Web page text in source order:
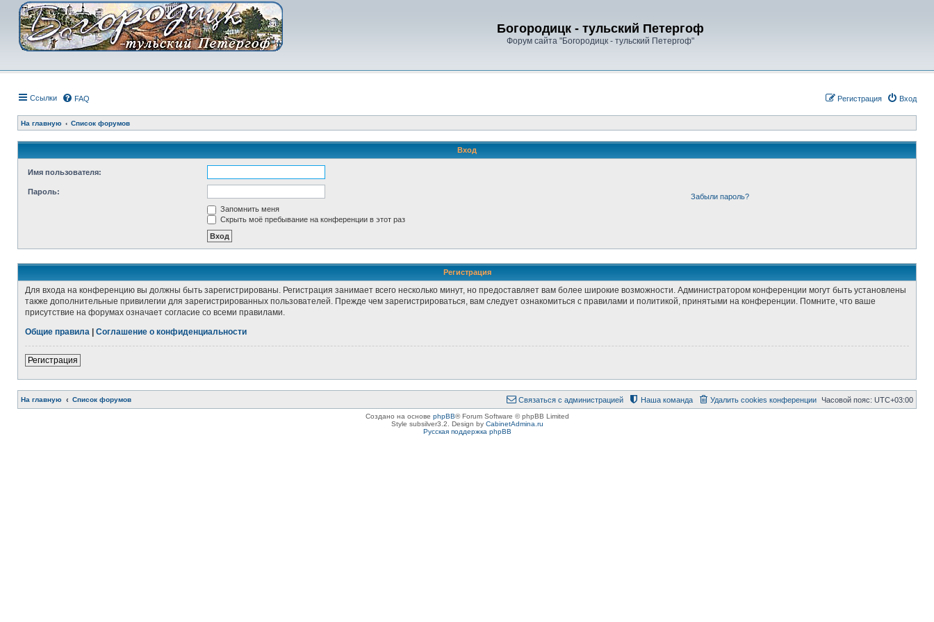
Богородицк - тульский Петергоф
Форум сайта "Богородицк - тульский Петергоф"
Ссылки FAQ Вход
Регистрация
На главную Список форумов
Вход
Имя пользователя:
Пароль:
Забыли пароль?
Запомнить меня
Скрыть моё пребывание на конференции в этот раз
Регистрация
Для входа на конференцию вы должны быть зарегистрированы. Регистрация занимает всего несколько минут, но предоставляет вам более широкие возможности. Администратором конференции могут быть установлены
также дополнительные привилегии для зарегистрированных пользователей. Прежде чем зарегистрироваться, вам следует ознакомиться с правилами и политикой, принятыми на конференции. Помните, что ваше
присутствие на форумах означает согласие со всеми правилами.
Общие правила
Соглашение о конфиденциальности
Регистрация
На главную Список форумов Часовой пояс: UTC+03:00
Удалить cookies конференции
Наша команда
Связаться с администрацией
Создано на основе phpBB® Forum Software © phpBB Limited
Style subsilver3.2. Design by CabinetAdmina.ru
Русская поддержка phpBB